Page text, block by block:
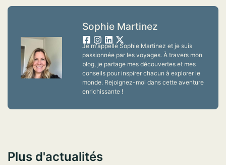
Sophie Martinez
Je m'appelle Sophie Martinez et je suis
passionnée par les voyages. À travers mon
blog, je partage mes découvertes et mes
conseils pour inspirer chacun à explorer le
monde. Rejoignez-moi dans cette aventure
enrichissante !
Plus d'actualités